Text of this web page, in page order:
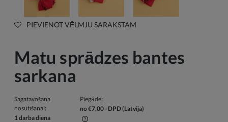
PIEVIENOT VĒLMJU SARAKSTAM
Matu sprādzes bantes
sarkana
Sagatavošana
nosūtīšanai:
1 darba diena
Piegāde:
no €7,00- DPD(Latvija)